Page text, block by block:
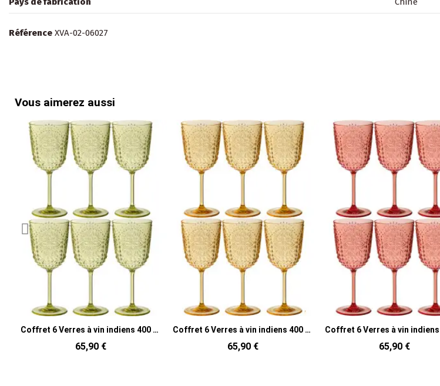
Référence XVA-02-06027
Vous aimerez aussi
Coffret 6 Verres à vin indiens 400 ml en Plastique réutilisable Jaune Koma
65,90 €
Coffret 6 Verres à vin indiens 400 ml en Plastique réutilisable Rouge Koma
65,90 € 69,90 €